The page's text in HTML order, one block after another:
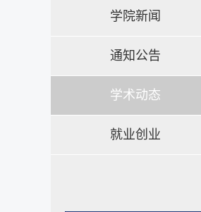
学院新闻
通知公告
学术动态
就业创业